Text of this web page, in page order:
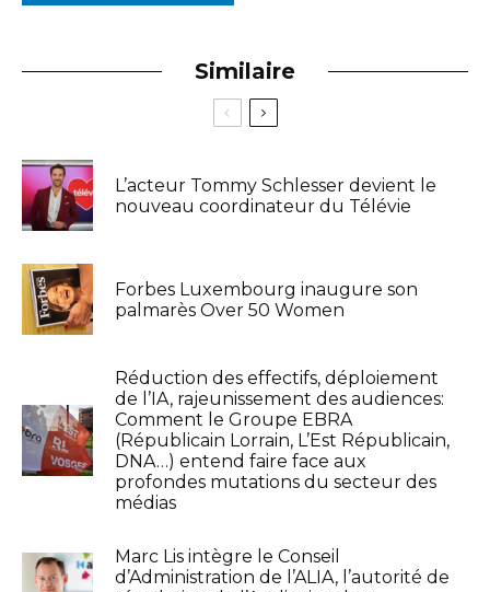
Similaire
L’acteur Tommy Schlesser devient le
nouveau coordinateur du Télévie
Forbes Luxembourg inaugure son
palmarès Over 50 Women
Réduction des effectifs, déploiement
de l’IA, rajeunissement des audiences:
Comment le Groupe EBRA
(Républicain Lorrain, L’Est Républicain,
DNA…) entend faire face aux
profondes mutations du secteur des
médias
Marc Lis intègre le Conseil
d’Administration de l’ALIA, l’autorité de